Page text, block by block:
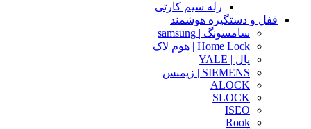
رله سیم کارتی
قفل و دستگیره هوشمند
سامسونگ | samsung
Home Lock | هوم لاک
یال | YALE
SIEMENS | زیمنس
ALOCK
SLOCK
ISEO
Rook